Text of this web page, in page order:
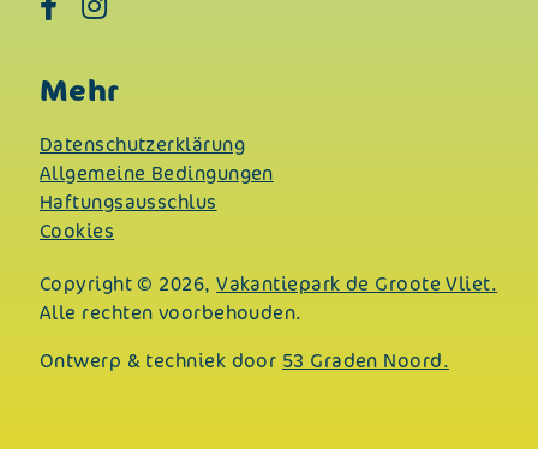
Mehr
Datenschutzerklärung
Allgemeine Bedingungen
Haftungsausschlus
Cookies
Copyright © 2026,Vakantiepark de Groote Vliet.
Alle rechten voorbehouden.
Ontwerp & techniek door 53 Graden Noord.